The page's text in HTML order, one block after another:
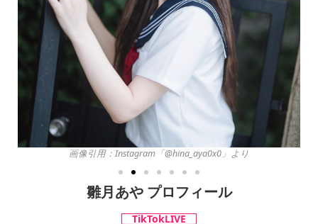
画像引用：Instagram「@hina_aya0x0」より
雛月あや プロフィール
TikTokLIVE